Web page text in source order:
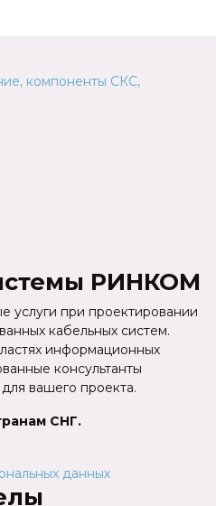
РИНКОМ
услуги при проектировании
кабельных систем.
информационных
консультанты
вашего проекта.
СНГ.
данных